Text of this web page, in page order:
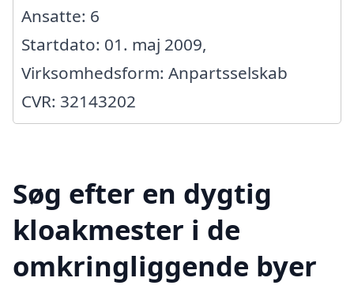
Ansatte: 6
Startdato: 01. maj 2009,
Virksomhedsform: Anpartsselskab
CVR: 32143202
Søg efter en dygtig
kloakmester i de
omkringliggende byer